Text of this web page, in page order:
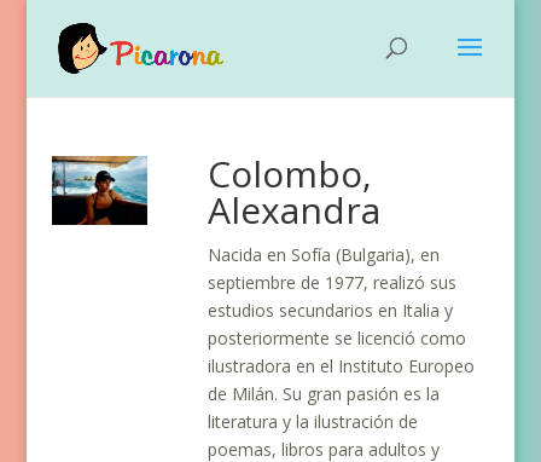
Colombo,
Alexandra
Nacida en Sofía (Bulgaria), en
septiembre de 1977, realizó sus
estudios secundarios en Italia y
posteriormente se licenció como
ilustradora en el Instituto Europeo
de Milán. Su gran pasión es la
literatura y la ilustración de
poemas, libros para adultos y